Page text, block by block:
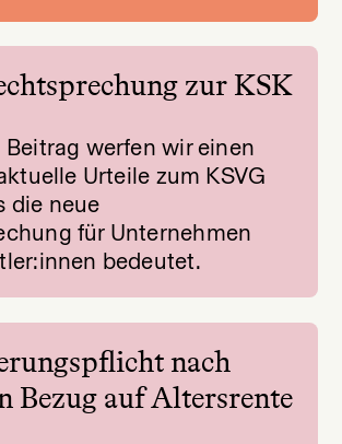
zur KSK
Beitrag werfen wir einen
Urteile zum KSVG
die neue
für Unternehmen
bedeutet.
nach
Bezug auf Altersrente